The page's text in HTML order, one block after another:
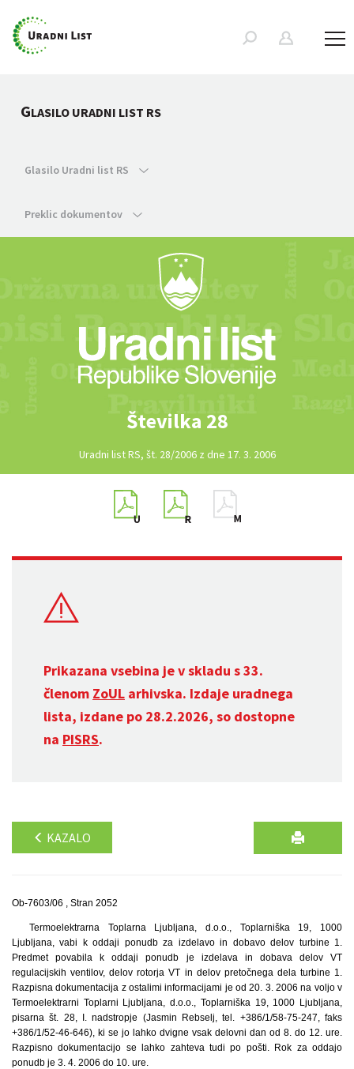
GLASILO URADNI LIST RS
Glasilo Uradni list RS
Preklic dokumentov
Številka 28
Uradni list RS, št. 28/2006 z dne 17. 3. 2006
Prikazana vsebina je v skladu s 33.
členom ZoUL arhivska. Izdaje uradnega
lista, izdane po 28.2.2026, so dostopne
na PISRS.
KAZALO
Ob-7603/06 , Stran 2052
Termoelektrarna Toplarna Ljubljana, d.o.o., Toplarniška 19, 1000
Ljubljana, vabi k oddaji ponudb za izdelavo in dobavo delov turbine 1.
Predmet povabila k oddaji ponudb je izdelava in dobava delov VT
regulacijskih ventilov, delov rotorja VT in delov pretočnega dela turbine 1.
Razpisna dokumentacija z ostalimi informacijami je od 20. 3. 2006 na voljo v
Termoelektrarni Toplarni Ljubljana, d.o.o., Toplarniška 19, 1000 Ljubljana,
pisarna št. 28, I. nadstropje (Jasmin Rebselj, tel. +386/1/58-75-247, faks
+386/1/52-46-646), ki se jo lahko dvigne vsak delovni dan od 8. do 12. ure.
Razpisno dokumentacijo se lahko zahteva tudi po pošti. Rok za oddajo
ponudb je 3. 4. 2006 do 10. ure.